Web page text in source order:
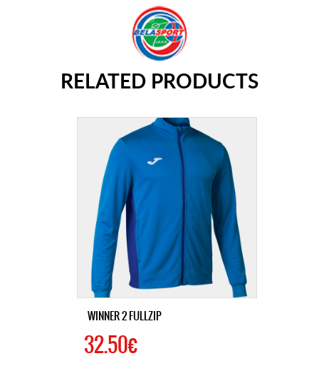
RELATED PRODUCTS
WINNER 2 FULLZIP
32.50€